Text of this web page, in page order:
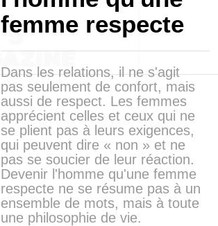
femme respecte
Dans les relations, il ne s'agit
pas seulement de confort, mais
aussi de respect. Les femmes
apprécient celles et ceux qui ne
se plient pas à leurs exigences,
qui peuvent dire « non » et ne
pas se soucier de leur réaction.
Devenir l'homme qu'une femme
respecte ne se résume pas à un
ensemble de mots, mais à toute
une philosophie de vie.